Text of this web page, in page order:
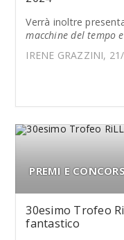
Verrà inoltre
macchine del tempo
IRENE GRAZZINI,
PREMI E
30esimo Trofeo
fantastico